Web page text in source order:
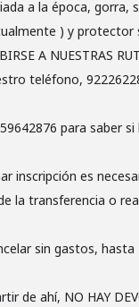
a la época, gorra,
) y protector
A NUESTRAS
teléfono,
para saber si
inscripción es
la transferencia o
sin gastos,
de ahí, NO HAY